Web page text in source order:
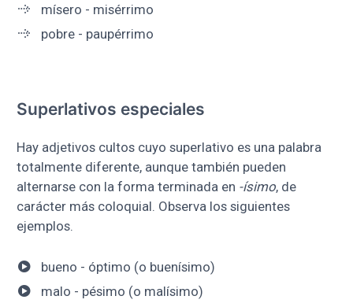
mísero - misérrimo
pobre - paupérrimo
Superlativos especiales
Hay adjetivos cultos cuyo superlativo es una palabra
totalmente diferente, aunque también pueden
alternarse con la forma terminada en -ísimo, de
carácter más coloquial. Observa los siguientes
ejemplos.
bueno - óptimo (o buenísimo)
malo - pésimo (o malísimo)